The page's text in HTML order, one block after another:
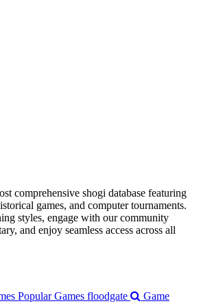
comprehensive shogi database featuring
games, and computer tournaments.
styles, engage with our community
and enjoy seamless access across all
Popular Games floodgate
Game